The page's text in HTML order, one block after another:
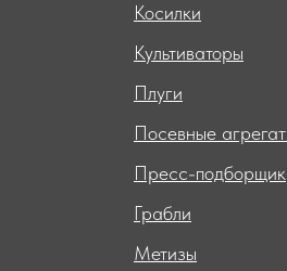
Косилки
Культиваторы
Плуги
Посевные
Пресс-подборщик
Грабли
Метизы